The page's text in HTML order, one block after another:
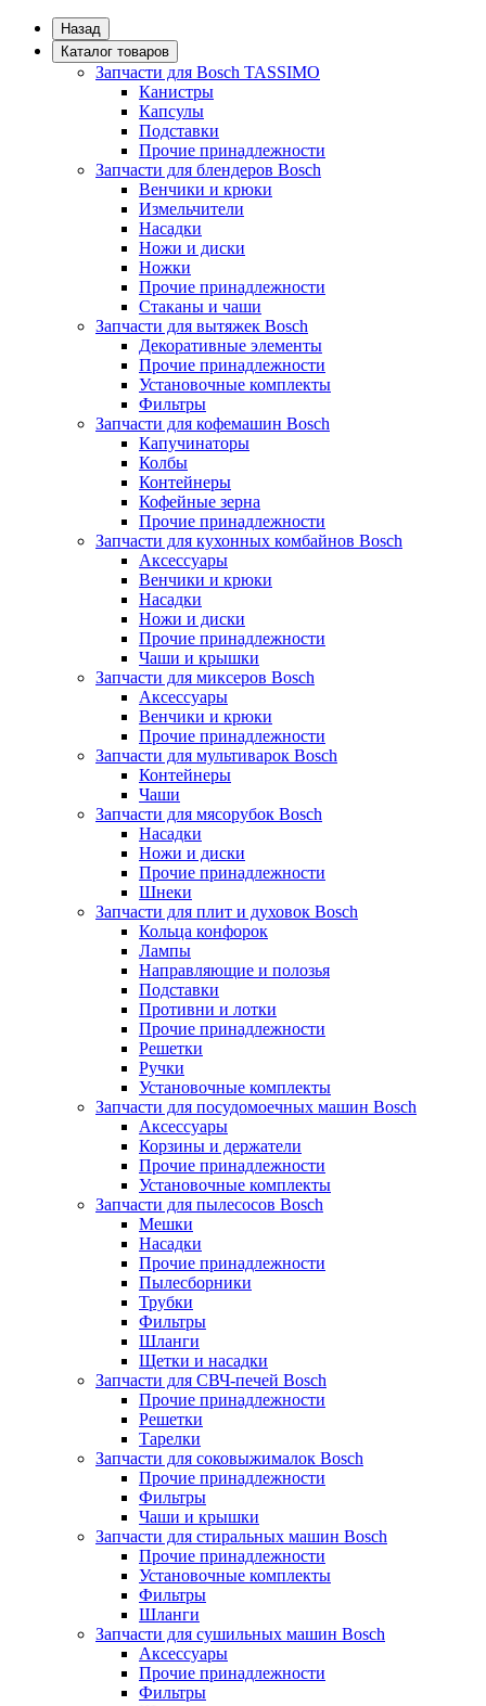
Назад
Каталог товаров
Запчасти для Bosch TASSIMO
Канистры
Капсулы
Подставки
Прочие принадлежности
Запчасти для блендеров Bosch
Венчики и крюки
Измельчители
Насадки
Ножи и диски
Ножки
Прочие принадлежности
Стаканы и чаши
Запчасти для вытяжек Bosch
Декоративные элементы
Прочие принадлежности
Установочные комплекты
Фильтры
Запчасти для кофемашин Bosch
Капучинаторы
Колбы
Контейнеры
Кофейные зерна
Прочие принадлежности
Запчасти для кухонных комбайнов Bosch
Аксессуары
Венчики и крюки
Насадки
Ножи и диски
Прочие принадлежности
Чаши и крышки
Запчасти для миксеров Bosch
Аксессуары
Венчики и крюки
Прочие принадлежности
Запчасти для мультиварок Bosch
Контейнеры
Чаши
Запчасти для мясорубок Bosch
Насадки
Ножи и диски
Прочие принадлежности
Шнеки
Запчасти для плит и духовок Bosch
Кольца конфорок
Лампы
Направляющие и полозья
Подставки
Противни и лотки
Прочие принадлежности
Решетки
Ручки
Установочные комплекты
Запчасти для посудомоечных машин Bosch
Аксессуары
Корзины и держатели
Прочие принадлежности
Установочные комплекты
Запчасти для пылесосов Bosch
Мешки
Насадки
Прочие принадлежности
Пылесборники
Трубки
Фильтры
Шланги
Щетки и насадки
Запчасти для СВЧ-печей Bosch
Прочие принадлежности
Решетки
Тарелки
Запчасти для соковыжималок Bosch
Прочие принадлежности
Фильтры
Чаши и крышки
Запчасти для стиральных машин Bosch
Прочие принадлежности
Установочные комплекты
Фильтры
Шланги
Запчасти для сушильных машин Bosch
Аксессуары
Прочие принадлежности
Фильтры